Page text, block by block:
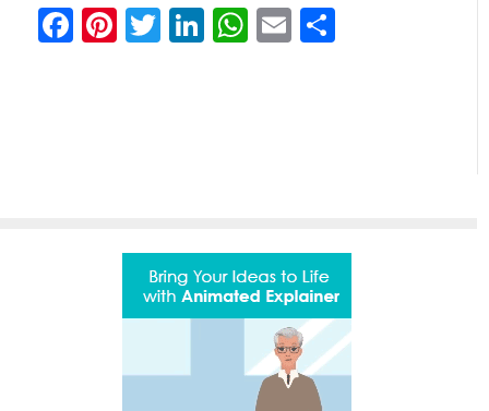
Facebook
Pinterest
Twitter
LinkedIn
WhatsApp
Email